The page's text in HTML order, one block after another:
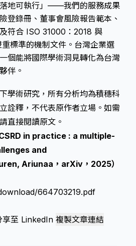
地可執行」——我們的服務成果
登錄冊、董事會風險報告範本、
符合 ISO 31000：2018 與
標準的機制文件。台灣企業選
個能將國際學術洞見轉化為台灣
伴。
學術研究，所有分析均為積穗科
詮釋，不代表原作者立場。如需
直接閱讀原文。
in practice : a multiple-
and
Ariunaa，arXiv，2025）
664703219.pdf
享至 LinkedIn 複製文章連結